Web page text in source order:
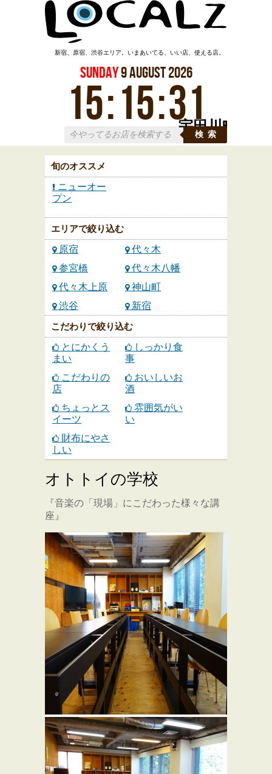
宇田川町
新宿、原宿、渋谷エリア。いまあいてる、いい店、使える店。
Sunday9August2026
15:15:32
検索
旬のオススメ
ニューオー
プン
エリアで絞り込む
原宿
代々木
参宮橋
代々木八幡
代々木上原
神山町
渋谷
新宿
こだわりで絞り込む
とにかくう
まい
しっかり食
事
こだわりの
店
おいしいお
酒
ちょっとス
イーツ
雰囲気がい
い
財布にやさ
しい
オトトイの学校
『音楽の「現場」にこだわった様々な講
座』